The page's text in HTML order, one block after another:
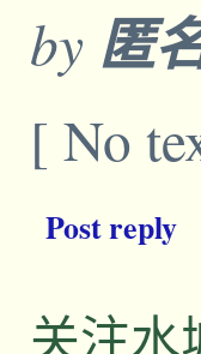
by 匿
[ No
Post reply
关注水